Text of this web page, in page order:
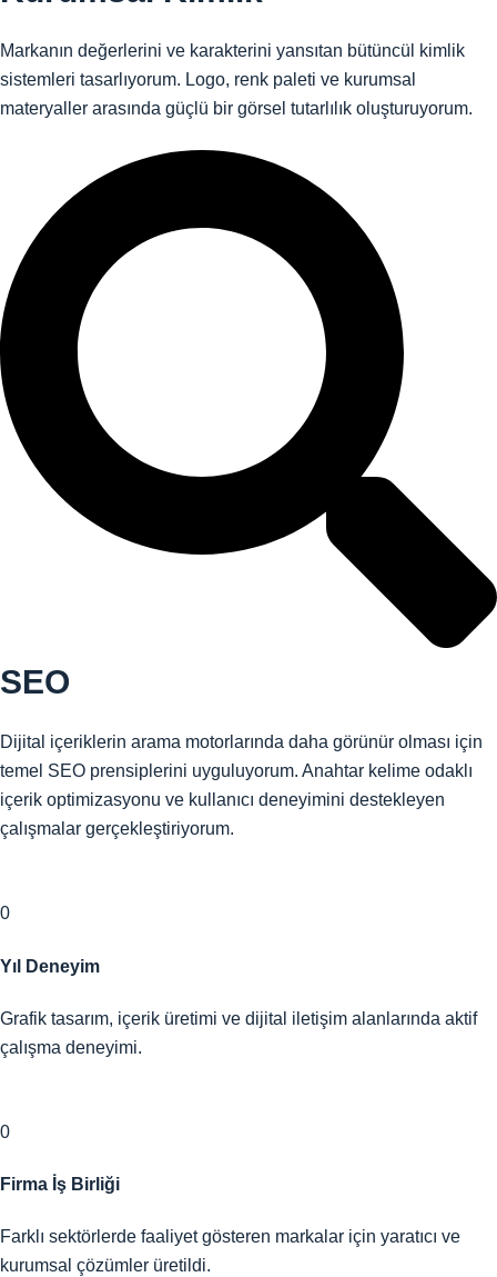
Markanın değerlerini ve karakterini yansıtan bütüncül kimlik
sistemleri tasarlıyorum. Logo, renk paleti ve kurumsal
materyaller arasında güçlü bir görsel tutarlılık oluşturuyorum.
SEO
Dijital içeriklerin arama motorlarında daha görünür olması için
temel SEO prensiplerini uyguluyorum. Anahtar kelime odaklı
içerik optimizasyonu ve kullanıcı deneyimini destekleyen
çalışmalar gerçekleştiriyorum.
0
Yıl Deneyim
Grafik tasarım, içerik üretimi ve dijital iletişim alanlarında aktif
çalışma deneyimi.
0
Firma İş Birliği
Farklı sektörlerde faaliyet gösteren markalar için yaratıcı ve
kurumsal çözümler üretildi.